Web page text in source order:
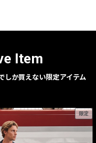
Item
しか買えない限定アイテム
限定